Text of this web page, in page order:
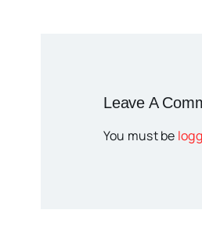
Leave A
You must be